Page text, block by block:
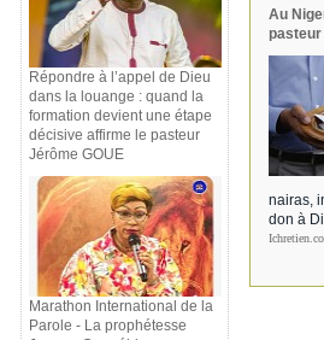
Répondre à l’appel de Dieu
dans la louange : quand la
formation devient une étape
décisive affirme le pasteur
Jérôme GOUE
Marathon International de la
Parole - La prophétesse
Au
pasteur
nairas,
don à